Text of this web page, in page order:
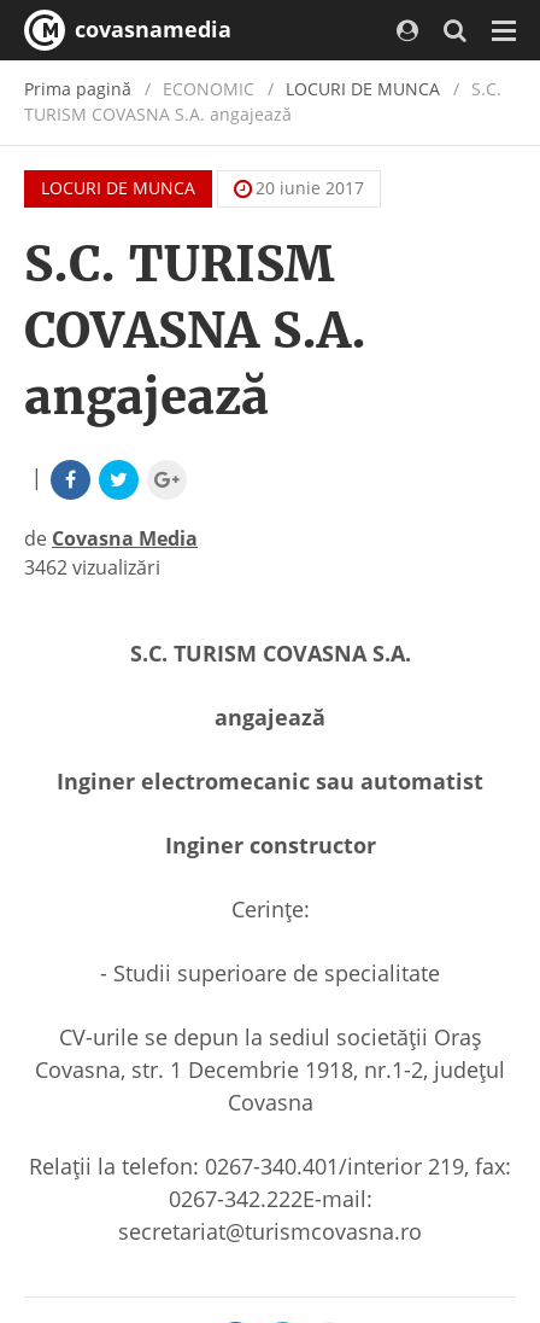
covasnamedia
Prima pagină ECONOMIC / LOCURI DE MUNCA
S.C.
TURISM COVASNA S.A. angajează
LOCURI DE MUNCA 20 iunie 2017
S.C. TURISM
COVASNA S.A.
angajează
|
de Covasna Media
|
3462 vizualizări
S.C. TURISM COVASNA S.A.
angajează
Inginer electromecanic sau automatist
Inginer constructor
Cerințe:
- Studii superioare de specialitate
CV-urile se depun la sediul societății Oraș
Covasna, str. 1 Decembrie 1918, nr.1-2, județul
Covasna
Relații la telefon: 0267-340.401/interior 219, fax:
0267-342.222E-mail:
secretariat@turismcovasna.ro